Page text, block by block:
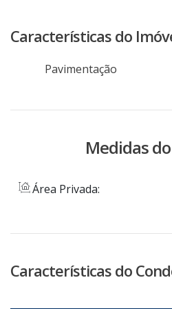
Características do
Pavimentação
Medidas
Área Privada:
Características do